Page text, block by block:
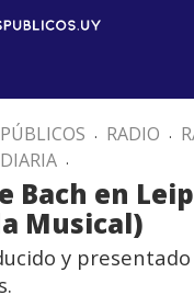
. RADIO .
.
Bach en
Musical)
y